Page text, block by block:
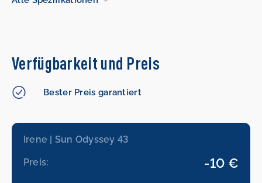
Verfügbarkeit und Preis
Bester Preis garantiert
Irene | Sun Odyssey 43
Preis: -10 €